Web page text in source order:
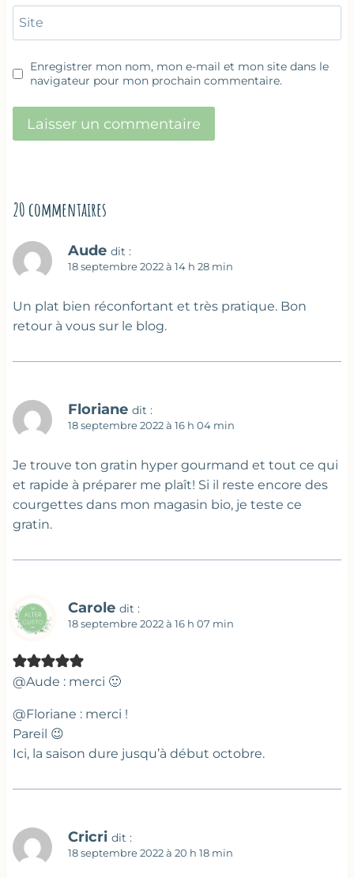
Site
Enregistrer mon nom, mon e-mail et mon site dans le
navigateur pour mon prochain commentaire.
20 commentaires
Aude dit :
18 septembre 2022 à 14 h 28 min
Un plat bien réconfortant et très pratique. Bon
retour à vous sur le blog.
Floriane dit :
18 septembre 2022 à 16 h 04 min
Je trouve ton gratin hyper gourmand et tout ce qui
et rapide à préparer me plaît! Si il reste encore des
courgettes dans mon magasin bio, je teste ce
gratin.
Carole dit :
18 septembre 2022 à 16 h 07 min
@Aude : merci 🙂
@Floriane : merci !
Pareil 😉
Ici, la saison dure jusqu’à début octobre.
Cricri dit :
18 septembre 2022 à 20 h 18 min